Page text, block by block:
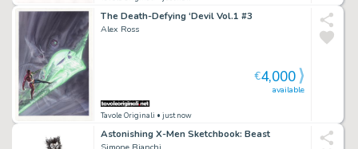
The Death-Defying ‘Devil Vol.1 #3
Alex Ross
Tavole Originali • just now
available
€4,000
Astonishing X-Men Sketchbook: Beast